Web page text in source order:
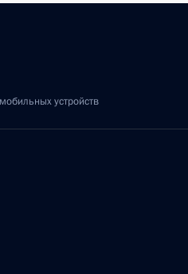
устройств